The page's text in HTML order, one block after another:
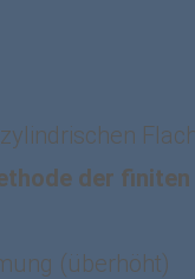
der finiten
(überhöht)